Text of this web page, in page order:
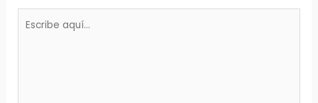
Escribe